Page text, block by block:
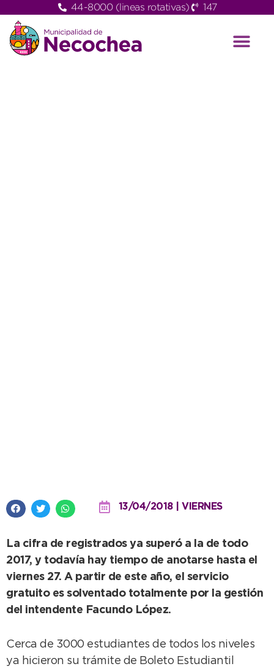
44-8000 (lineas rotativas) 147
13/04/2018 | VIERNES
La cifra de registrados ya superó a la de todo
2017, y todavía hay tiempo de anotarse hasta el
viernes 27. A partir de este año, el servicio
gratuito es solventado totalmente por la gestión
del intendente Facundo López.
Cerca de 3000 estudiantes de todos los niveles
ya hicieron su trámite de Boleto Estudiantil